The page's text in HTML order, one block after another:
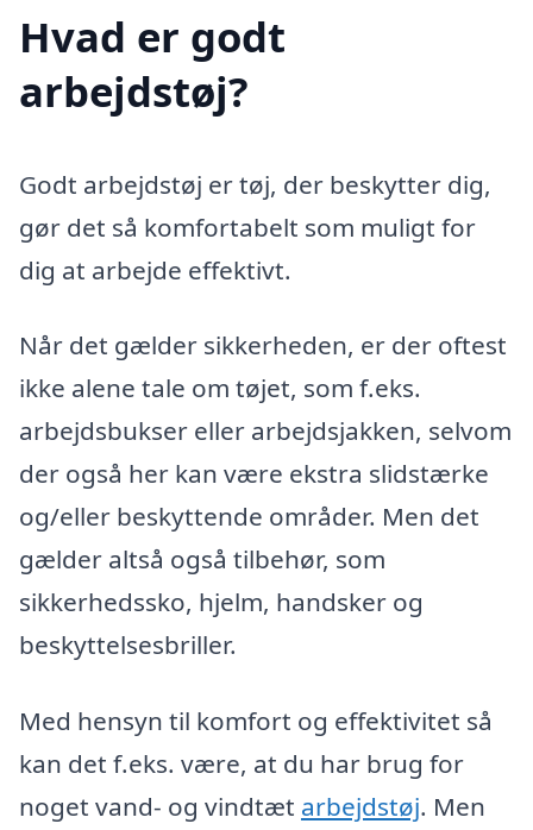
Hvad er godt
arbejdstøj?
Godt arbejdstøj er tøj, der beskytter dig,
gør det så komfortabelt som muligt for
dig at arbejde effektivt.
Når det gælder sikkerheden, er der oftest
ikke alene tale om tøjet, som f.eks.
arbejdsbukser eller arbejdsjakken, selvom
der også her kan være ekstra slidstærke
og/eller beskyttende områder. Men det
gælder altså også tilbehør, som
sikkerhedssko, hjelm, handsker og
beskyttelsesbriller.
Med hensyn til komfort og effektivitet så
kan det f.eks. være, at du har brug for
noget vand- og vindtæt arbejdstøj. Men